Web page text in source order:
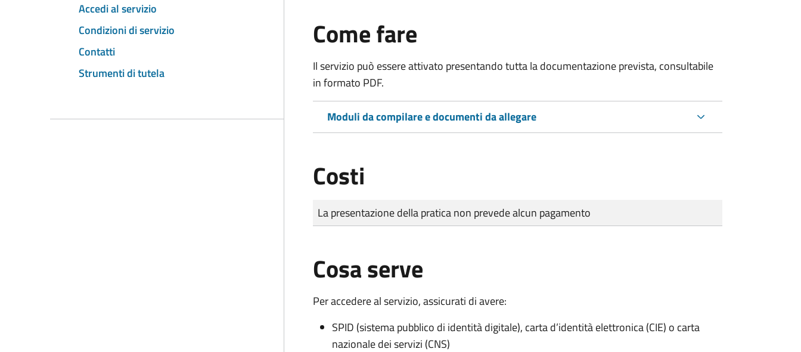
Accedi al servizio
Condizioni di servizio
Contatti
Strumenti di tutela
Come fare
Il servizio può essere attivato presentando tutta la documentazione prevista, consultabile
in formato PDF.
Moduli da compilare e documenti da allegare
Costi
Tipo di pagamento
Importo
La presentazione della pratica non prevede alcun pagamento
Cosa serve
Per accedere al servizio, assicurati di avere:
SPID (sistema pubblico di identità digitale), carta d’identità elettronica (CIE) o carta
nazionale dei servizi (CNS)